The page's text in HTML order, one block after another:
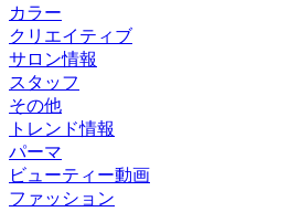
カラー
クリエイティブ
サロン情報
スタッフ
その他
トレンド情報
パーマ
ビューティー動画
ファッション